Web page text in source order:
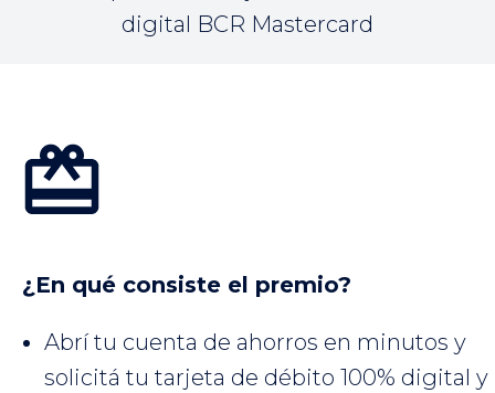
digital BCR Mastercard
¿En qué consiste el premio?
Abrí tu cuenta de ahorros en minutos y
solicitá tu tarjeta de débito 100% digital y